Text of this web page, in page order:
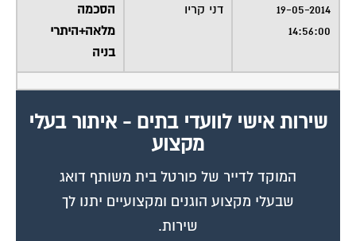
19-05-2014
14:56:00
דני קריו
הסכמה
מלאה+היתרי
בניה
שירות אישי לוועדי בתים - איתור בעלי
מקצוע
המוקד לדייר של פורטל בית משותף דואג
שבעלי מקצוע הוגנים ומקצועיים יתנו לך
שירות.